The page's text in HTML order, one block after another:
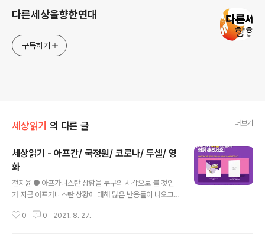
다른세상을향한연대
구독하기
세상읽기 의 다른 글 더보기
세상읽기 - 아프간/ 국정원/ 코로나/ 두셀/ 영
화
전지윤 ● 아프가니스탄 상황을 누구의 시각으로 볼 것인
가 지금 아프가니스탄 상황에 대해 많은 반응들이 나오고
를 드러낸다. 엄청난 좌절감과 패배감, 아프간의 미래에 대
0 0 2021. 8. 27.